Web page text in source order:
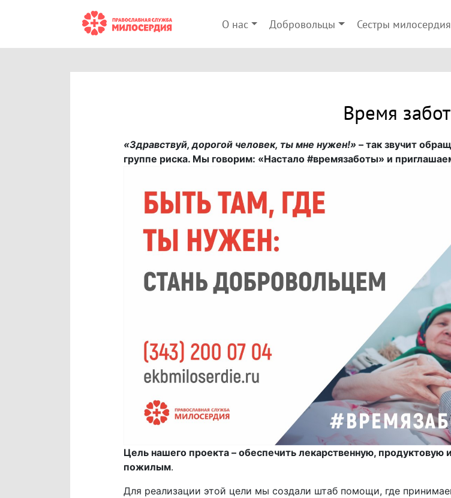
О нас Добровольцы Сестры милосердия
Время
«Здравствуй, дорогой человек, ты мне нужен!» – так звучит
группе риска. Мы говорим: «Настало #времязаботы» и
Цель нашего проекта – обеспечить лекарственную,
пожилым.
Для реализации этой цели мы создали штаб помощи, где